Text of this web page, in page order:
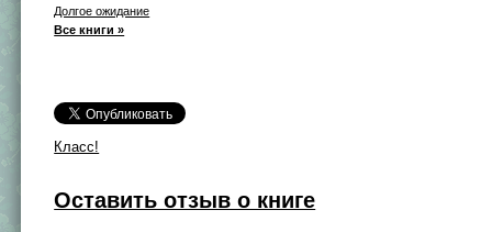
Долгое ожидание
Все книги »
Класс!
Оставить отзыв о книге